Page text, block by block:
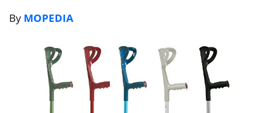
By MOPEDIA